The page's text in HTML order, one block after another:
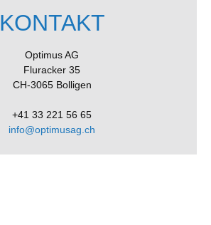
KONTAKT
Optimus AG
Fluracker 35
CH-3065 Bolligen
+41 33 221 56 65
info@optimusag.ch